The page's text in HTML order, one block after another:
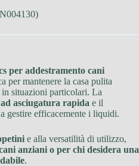
per addestramento cani
per mantenere la casa pulita
in situazioni particolari. La
asciugatura rapida e il
gestire efficacemente i liquidi.
e alla versatilità di utilizzo,
anziani o per chi desidera una
.